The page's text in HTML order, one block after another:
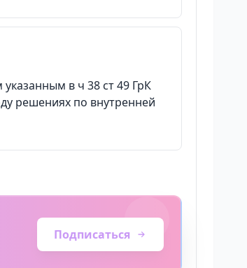
в ч 38 ст 49 ГрК
решениях по внутренней
Подписаться